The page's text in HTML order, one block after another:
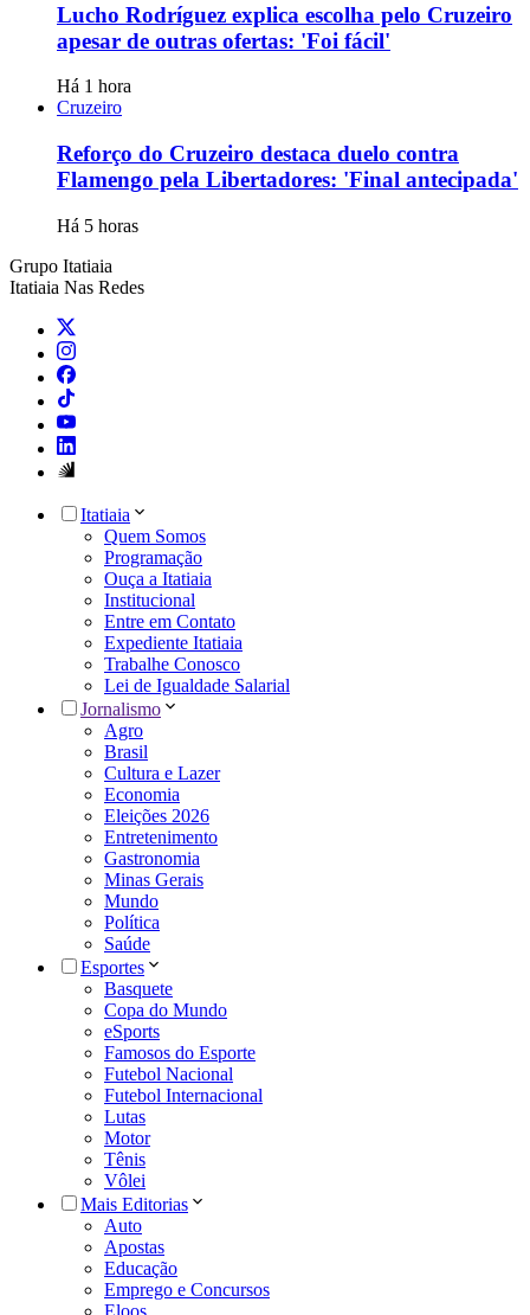
Lucho Rodríguez explica escolha pelo Cruzeiro
apesar de outras ofertas: 'Foi fácil'
Há 1 hora
Cruzeiro
Reforço do Cruzeiro destaca duelo contra
Flamengo pela Libertadores: 'Final antecipada'
Há 5 horas
Grupo Itatiaia
Itatiaia Nas Redes
Itatiaia
Quem Somos
Programação
Ouça a Itatiaia
Institucional
Entre em Contato
Expediente Itatiaia
Trabalhe Conosco
Lei de Igualdade Salarial
Jornalismo
Agro
Brasil
Cultura e Lazer
Economia
Eleições 2026
Entretenimento
Gastronomia
Minas Gerais
Mundo
Política
Saúde
Esportes
Basquete
Copa do Mundo
eSports
Famosos do Esporte
Futebol Nacional
Futebol Internacional
Lutas
Motor
Tênis
Vôlei
Mais Editorias
Auto
Apostas
Educação
Emprego e Concursos
Eloos